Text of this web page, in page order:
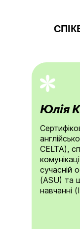
Юлія
CELTA),
сучасній
(ASU) та
навчанні